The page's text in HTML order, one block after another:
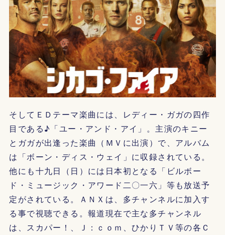
そしてＥＤテーマ楽曲には、レディー・ガガの四作
目である♪「ユー・アンド・アイ」。主演のキニー
とガガが出逢った楽曲（ＭＶに出演）で、アルバム
は「ボーン・ディス・ウェイ」に収録されている。
他にも十九日（日）には日本初となる「ビルボー
ド・ミュージック・アワード二〇一六」等も放送予
定がされている。ＡＮＸは、多チャンネルに加入す
る事で視聴できる。報道現在で主な多チャンネル
は、スカパー！、Ｊ：ｃｏｍ、ひかりＴＶ等の各Ｃ